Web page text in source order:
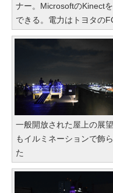
ナー。MicrosoftのKinect
できる。電力はトヨタの
一般開放された屋上の展
もイルミネーションで飾
た